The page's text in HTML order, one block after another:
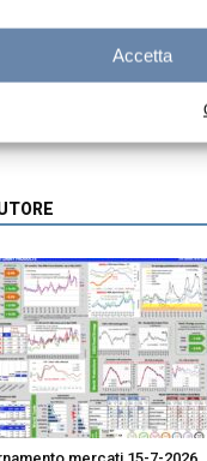
Accetta
È